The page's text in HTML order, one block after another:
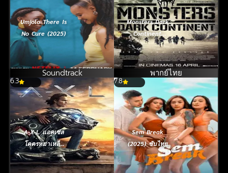
Umjolo There Is
No Cure (2025)
Soundtrack
Monsters Dark
Continent
(2014) สงคราม
ฝูงเขมือบโลก
พากย์ไทย
6.3
A-X-L แอคเซล
โคตรหมาเหล็ก
(2018)
7.8
Sem Break
(2025) ซับไทย